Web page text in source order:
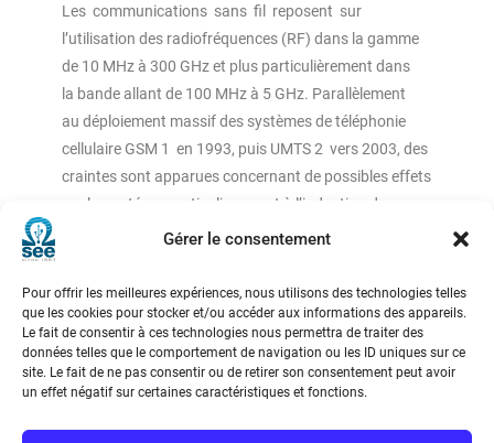
Gérer le consentement
Pour offrir les meilleures expériences, nous utilisons des technologies telles
que les cookies pour stocker et/ou accéder aux informations des appareils.
Le fait de consentir à ces technologies nous permettra de traiter des
données telles que le comportement de navigation ou les ID uniques sur ce
site. Le fait de ne pas consentir ou de retirer son consentement peut avoir
un effet négatif sur certaines caractéristiques et fonctions.
Les communications sans fil reposent sur
l’utilisation des radiofréquences (RF) dans la gamme
de 10 MHz à 300 GHz et plus particulièrement dans
la bande allant de 100 MHz à 5 GHz. Parallèlement
au déploiement massif des systèmes de téléphonie
cellulaire GSM 1 en 1993, puis UMTS 2 vers 2003, des
craintes sont apparues concernant de possibles effets
sur la santé, en particulier quant à l’induction de
considérable. C’est surtout la téléphonie mobile qui a
engendré ce questionnement du fait de sa diffusion
(près de cinq milliards d’utilisateurs dans le monde,
soit environ 73 % de la population), et du
positionnement de l’appareil contre la tête durant les